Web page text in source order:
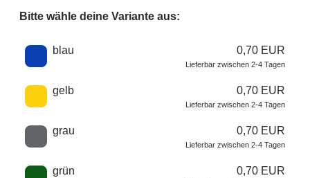
Bitte wähle deine Variante aus:
Wähle eine Farbe
blau 0,70 EUR
Lieferbar zwischen 2-4 Tagen
gelb 0,70 EUR
Lieferbar zwischen 2-4 Tagen
grau 0,70 EUR
Lieferbar zwischen 2-4 Tagen
grün 0,70 EUR